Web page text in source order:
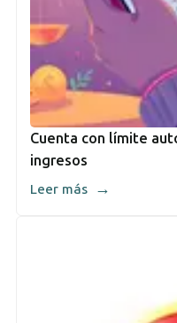
Cuenta con límite
ingresos
Leer más →